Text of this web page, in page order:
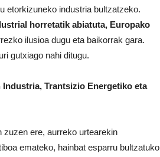
etorkizuneko industria bultzatzeko.
horretatik abiatuta, Europako
ilusioa dugu eta baikorrak gara.
gutxiago nahi ditugu.
Trantsizio Energetiko eta
zuzen ere, aurreko urtearekin
emateko, hainbat esparru bultzatuko